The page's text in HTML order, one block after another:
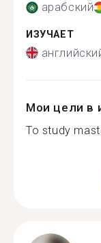
арабский
ИЗУЧАЕТ
Мои цели в
To study